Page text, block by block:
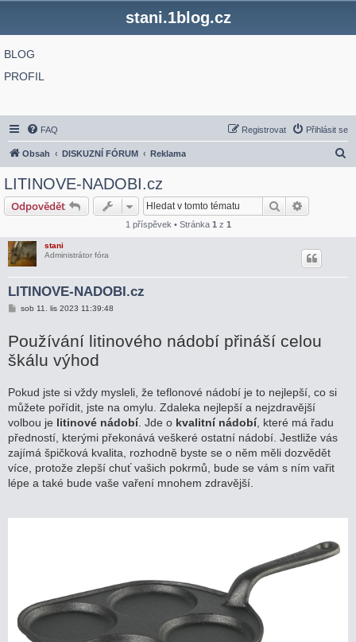
stani.1blog.cz
BLOG
PROFIL
FAQ Přihlásit se
Registrovat
Obsah DISKUZNÍ FÓRUM Reklama
LITINOVE-NADOBI.cz
Odpovědět Hledat
1 příspěvek • Stránka 1 z 1
stani
Administrátor fóra
LITINOVE-NADOBI.cz
P
s
p
ě
v
sob 11. lis 2023 11:39:48
Používání litinového nádobí přináší celou
škálu výhod
Pokud jste si vždy mysleli, že teflonové nádobí je to nejlepší, co si
můžete pořídit, jste na omylu. Zdaleka nejlepší a nejzdravější
volbou je litinové nádobí. Jde o kvalitní nádobí, které má řadu
předností, kterými překonává veškeré ostatní nádobí. Jestliže vás
zajímá špičková kvalita, rozhodně byste se o něm měli dozvědět
více, protože zlepší chuť vašich pokrmů, bude se vám s ním vařit
lépe a také bude vaše vaření mnohem zdravější.